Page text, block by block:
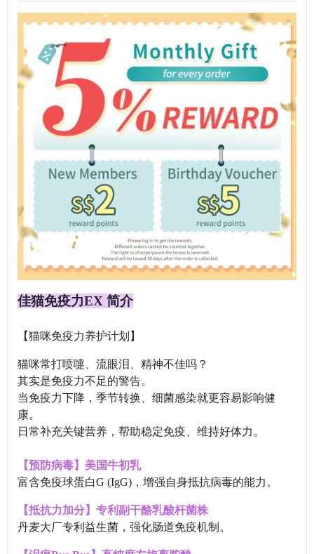
佳猫免疫力EX 简介
【猫咪免疫力养护计划】
猫咪常打喷嚏、流眼泪、精神不佳吗？
其实是免疫力不足的警告。
当免疫力下降，季节转换、细菌感染就更容易影响健
康。
日常补充关键营养，帮助稳定免疫、维持好体力。
【预防病毒】美国牛初乳
富含免疫球蛋白G (IgG)，增强自身抵抗病毒的能力。
【抵抗力加分】专利副干酪乳酸杆菌株
丹麦大厂专利益生菌，强化肠道免疫机制。